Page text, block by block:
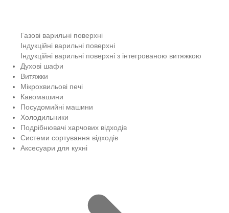
Газові варильні поверхні
Індукційні варильні поверхні
Індукційні варильні поверхні з інтегрованою витяжкою
Духові шафи
Витяжки
Мікрохвильові печі
Кавомашини
Посудомийні машини
Холодильники
Подрібнювачі харчових відходів
Системи сортування відходів
Аксесуари для кухні